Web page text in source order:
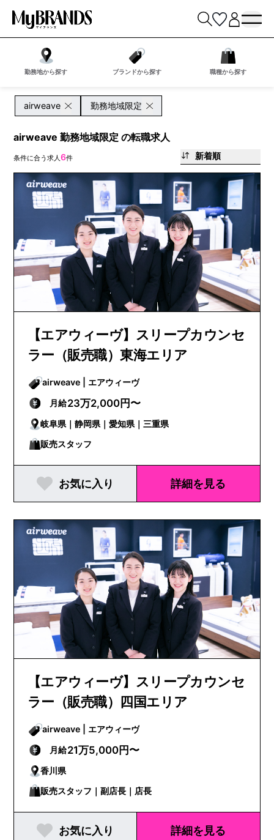
勤務地から探す ブランドから探す 職種から探す
airweave 勤務地域限定
airweave 勤務地域限定 の転職求人
条件に合う求人6件 新着順
【エアウィーヴ】スリープカウンセ
ラー（販売職）東海エリア
airweave | エアウィーヴ
月給23万2,000円〜
岐阜県｜静岡県｜愛知県｜三重県
販売スタッフ
お気に入り 詳細を見る
【エアウィーヴ】スリープカウンセ
ラー（販売職）四国エリア
airweave | エアウィーヴ
月給21万5,000円〜
香川県
販売スタッフ｜副店長｜店長
お気に入り 詳細を見る